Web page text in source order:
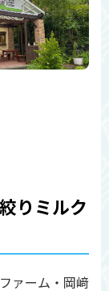
りミルク
ァーム・岡﨑